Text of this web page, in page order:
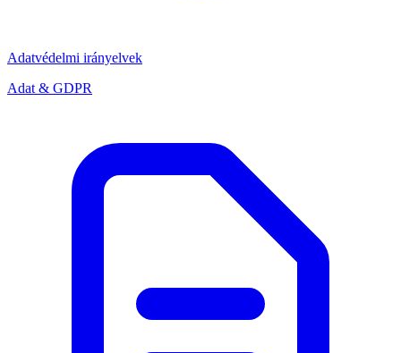
Adatvédelmi irányelvek
Adat & GDPR